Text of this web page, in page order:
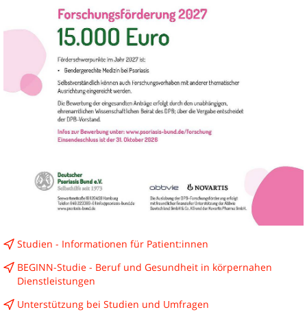
Studien - Informationen für Patient:innen
BEGINN-Studie - Beruf und Gesundheit in körpernahen
Dienstleistungen
Unterstützung bei Studien und Umfragen